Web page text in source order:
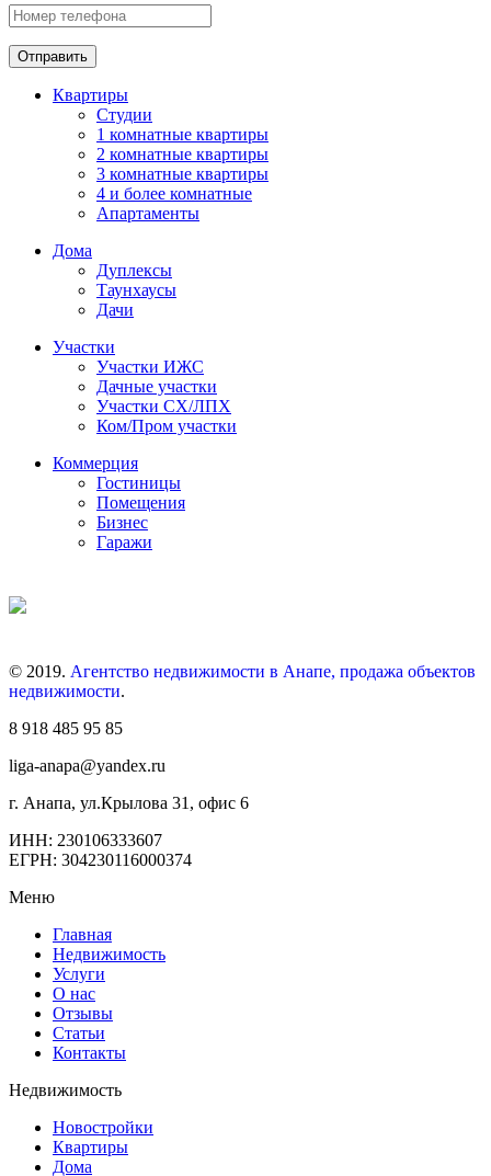
Отправить
Квартиры
Студии
1 комнатные квартиры
2 комнатные квартиры
3 комнатные квартиры
4 и более комнатные
Апартаменты
Дома
Дуплексы
Таунхаусы
Дачи
Участки
Участки ИЖС
Дачные участки
Участки СХ/ЛПХ
Ком/Пром участки
Коммерция
Гостиницы
Помещения
Бизнес
Гаражи
© 2019. Агентство недвижимости в Анапе, продажа объектов
недвижимости.
8 918 485 95 85
liga-anapa@yandex.ru
г. Анапа, ул.Крылова 31, офис 6
ИНН: 230106333607
ЕГРН: 304230116000374
Меню
Главная
Недвижимость
Услуги
О нас
Отзывы
Статьи
Контакты
Недвижимость
Новостройки
Квартиры
Дома